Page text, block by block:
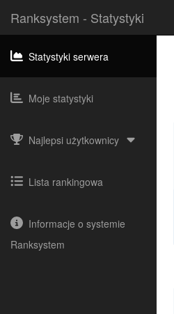
Ranksystem - Statystyki
Statystyki serwera
Moje statystyki
Najlepsi użytkownicy
Lista rankingowa
Informacje o systemie
Ranksystem